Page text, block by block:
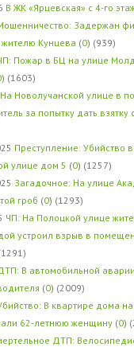
В ЖК «Ярцевская» с 4-го
Задержан
Кунцева (0) (939)
Пожар в БЦ на улице
) (1603)
На Новолучанской улице в
за попытку дать
Преступление: Убийство
улице дом 5 (0) (1257)
Загадочное: На улице
гроб (0) (1293)
ЧП: На Полоцкой улице
устроил взрыв в
В автомобильной
(0) (2009)
В квартире дома
62-летнюю женщину (0)
ДТП: